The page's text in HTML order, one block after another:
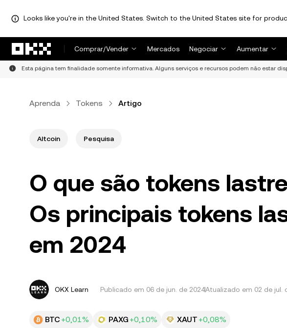
Looks like you're in the United States. Switch to the United States site for
Comprar/Vender
Mercados Negociar Aumentar
Esta página tem finalidade somente informativa. Alguns serviços e recursos podem não estar
Aprenda Tokens Artigo
Altcoin Pesquisa
O que são tokens
Os principais tokens
em 2024
OKX Learn Publicado em 06 de jun. de 2024Atualizado em 02 de jul.
BTC +0,01% PAXG +0,10% XAUT +0,08%